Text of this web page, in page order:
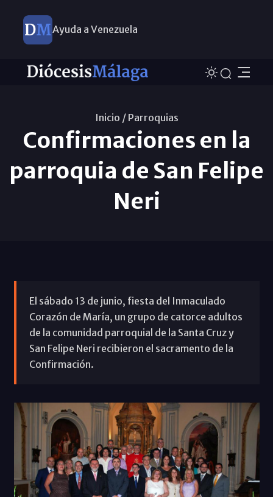
Ayuda a Venezuela
Inicio / Parroquias
Confirmaciones en la
parroquia de San Felipe
Neri
El sábado 13 de junio, fiesta del Inmaculado
Corazón de María, un grupo de catorce adultos
de la comunidad parroquial de la Santa Cruz y
San Felipe Neri recibieron el sacramento de la
Confirmación.